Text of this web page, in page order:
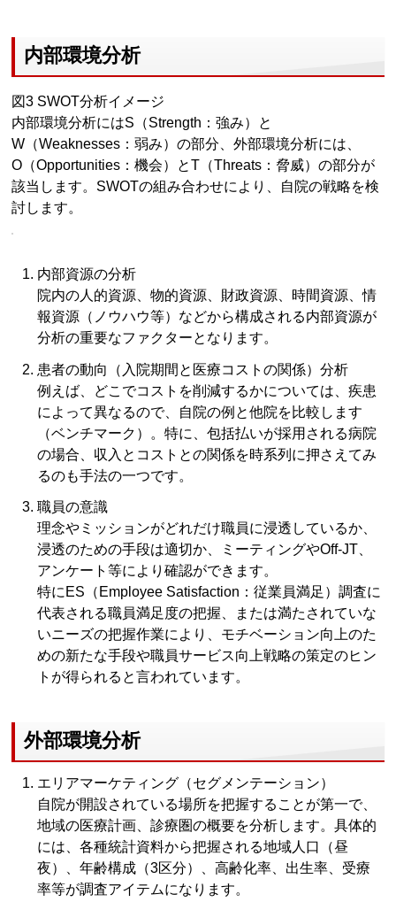
内部環境分析
図3 SWOT分析イメージ
内部環境分析にはS（Strength：強み）と
W（Weaknesses：弱み）の部分、外部環境分析には、
O（Opportunities：機会）とT（Threats：脅威）の部分が
該当します。SWOTの組み合わせにより、自院の戦略を検
討します。
内部資源の分析
院内の人的資源、物的資源、財政資源、時間資源、情
報資源（ノウハウ等）などから構成される内部資源が
分析の重要なファクターとなります。
患者の動向（入院期間と医療コストの関係）分析
例えば、どこでコストを削減するかについては、疾患
によって異なるので、自院の例と他院を比較します
（ベンチマーク）。特に、包括払いが採用される病院
の場合、収入とコストとの関係を時系列に押さえてみ
るのも手法の一つです。
職員の意識
理念やミッションがどれだけ職員に浸透しているか、
浸透のための手段は適切か、ミーティングやOff-JT、
アンケート等により確認ができます。
特にES（Employee Satisfaction：従業員満足）調査に
代表される職員満足度の把握、または満たされていな
いニーズの把握作業により、モチベーション向上のた
めの新たな手段や職員サービス向上戦略の策定のヒン
トが得られると言われています。
外部環境分析
エリアマーケティング（セグメンテーション）
自院が開設されている場所を把握することが第一で、
地域の医療計画、診療圏の概要を分析します。具体的
には、各種統計資料から把握される地域人口（昼
夜）、年齢構成（3区分）、高齢化率、出生率、受療
率等が調査アイテムになります。